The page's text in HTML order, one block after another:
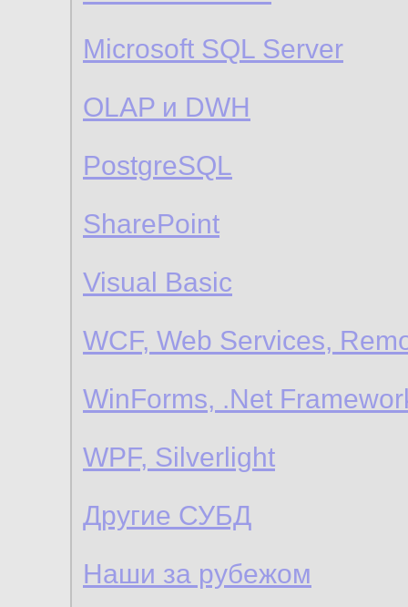
Microsoft SQL Server
OLAP и DWH
PostgreSQL
SharePoint
Visual Basic
WCF, Web Services,
WinForms, .Net
WPF, Silverlight
Другие СУБД
Наши за рубежом